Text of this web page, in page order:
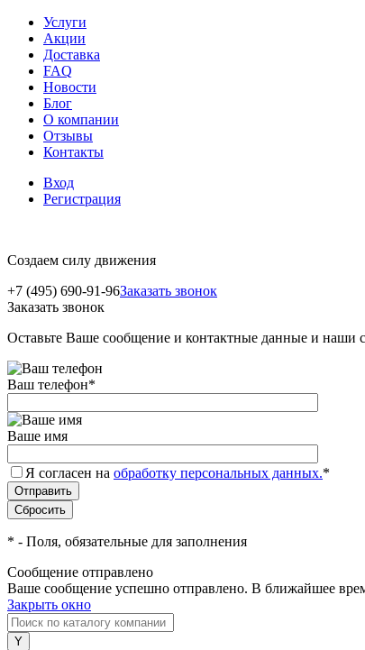
Услуги
Акции
Доставка
FAQ
Новости
Блог
О компании
Отзывы
Контакты
Вход
Регистрация
Создаем силу движения
+7 (495) 690-91-96Заказать звонок
Заказать звонок
Оставьте Ваше сообщение и контактные данные и наши
Ваш телефон*
Ваше имя
Я согласен на обработку персональных данных.*
* - Поля, обязательные для заполнения
Сообщение отправлено
Ваше сообщение успешно отправлено. В ближайшее
Закрыть окно